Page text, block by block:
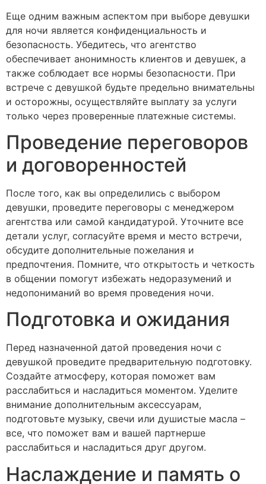
Еще одним важным аспектом при выборе девушки
для ночи является конфиденциальность и
безопасность. Убедитесь, что агентство
обеспечивает анонимность клиентов и девушек, а
также соблюдает все нормы безопасности. При
встрече с девушкой будьте предельно внимательны
и осторожны, осуществляйте выплату за услуги
только через проверенные платежные системы.
Проведение переговоров
и договоренностей
После того, как вы определились с выбором
девушки, проведите переговоры с менеджером
агентства или самой кандидатурой. Уточните все
детали услуг, согласуйте время и место встречи,
обсудите дополнительные пожелания и
предпочтения. Помните, что открытость и четкость
в общении помогут избежать недоразумений и
недопониманий во время проведения ночи.
Подготовка и ожидания
Перед назначенной датой проведения ночи с
девушкой проведите предварительную подготовку.
Создайте атмосферу, которая поможет вам
расслабиться и насладиться моментом. Уделите
внимание дополнительным аксессуарам,
подготовьте музыку, свечи или душистые масла –
все, что поможет вам и вашей партнерше
расслабиться и насладиться друг другом.
Наслаждение и память о